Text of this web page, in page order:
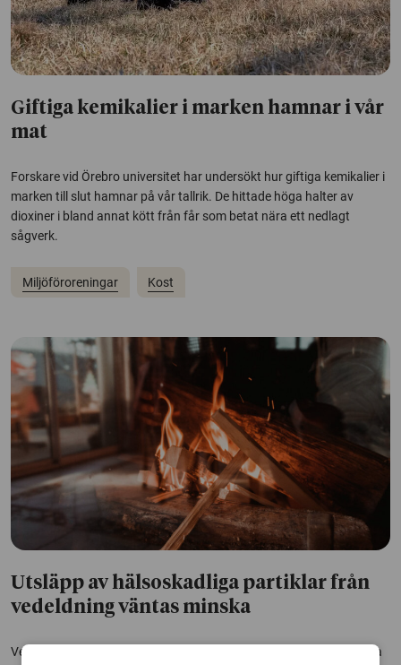
Giftiga kemikalier i marken hamnar i vår
mat
Forskare vid Örebro universitet har undersökt hur giftiga kemikalier i
marken till slut hamnar på vår tallrik. De hittade höga halter av
dioxiner i bland annat kött från får som betat nära ett nedlagt
sågverk.
Miljöföroreningar Kost
Utsläpp av hälsoskadliga partiklar från
vedeldning väntas minska
Vedeldning är en stor utsläppskällan i Sverige till små hälsoskadliga